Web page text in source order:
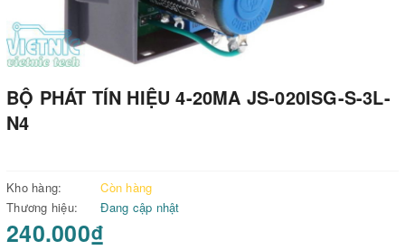
BỘ PHÁT TÍN HIỆU 4-20MA JS-020ISG-S-3L-
N4
Kho hàng:
Còn hàng
Thương hiệu:
Đang cập nhật
240.000₫